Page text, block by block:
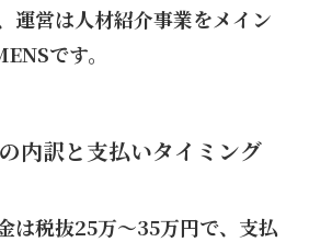
運営は人材紹介事業をメイン
です。
内訳と支払いタイミング
は税抜25万〜35万円で、支払